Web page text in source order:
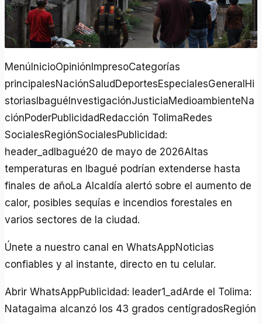
MenúInicioOpiniónImpresoCategorías
principalesNaciónSaludDeportesEspecialesGeneralHi
storiasIbaguéInvestigaciónJusticiaMedioambienteNa
ciónPoderPublicidadRedacción TolimaRedes
SocialesRegiónSocialesPublicidad:
header_adIbagué20 de mayo de 2026Altas
temperaturas en Ibagué podrían extenderse hasta
finales de añoLa Alcaldía alertó sobre el aumento de
calor, posibles sequías e incendios forestales en
varios sectores de la ciudad.
Únete a nuestro canal en WhatsAppNoticias
confiables y al instante, directo en tu celular.
Abrir WhatsAppPublicidad: leader1_adArde el Tolima:
Natagaima alcanzó los 43 grados centígradosRegión